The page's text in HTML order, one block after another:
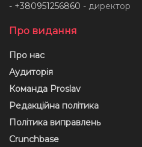
- +380951256860 - директор
Про видання
Про нас
Аудиторія
Команда Proslav
Редакційна політика
Політика виправлень
Crunchbase